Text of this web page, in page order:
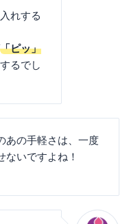
れする
「ピッ」
るでし
あの手軽さは、一度
ないですよね！